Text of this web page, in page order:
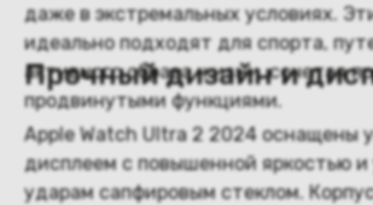
даже в экстремальных условиях.
идеально подходят для спорта,
активного образа жизни, сочетая
продвинутыми функциями.
Прочный дизайн и
Apple Watch Ultra 2 2024 оснащены
дисплеем с повышенной яркостью
ударам сапфировым стеклом.